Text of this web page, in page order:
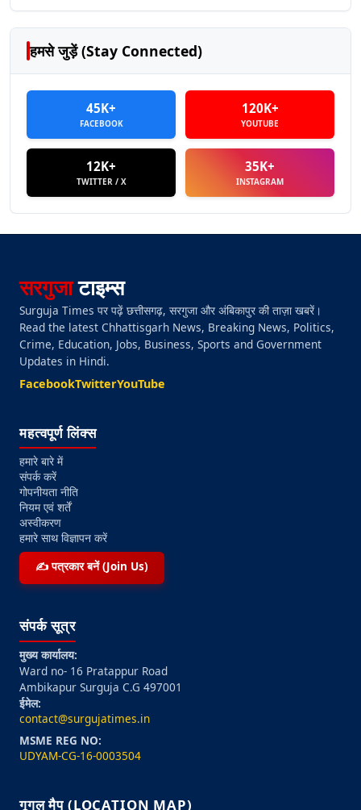
हमसे जुड़ें (Stay Connected)
45K+
FACEBOOK
120K+
YOUTUBE
12K+
TWITTER / X
35K+
INSTAGRAM
सरगुजाटाइम्स
Surguja Times पर पढ़ें छत्तीसगढ़, सरगुजा और अंबिकापुर की ताज़ा खबरें।
Read the latest Chhattisgarh News, Breaking News, Politics,
Crime, Education, Jobs, Business, Sports and Government
Updates in Hindi.
FacebookTwitterYouTube
महत्वपूर्ण लिंक्स
हमारे बारे में
संपर्क करें
गोपनीयता नीति
नियम एवं शर्तें
अस्वीकरण
हमारे साथ विज्ञापन करें
✍️ पत्रकार बनें (Join Us)
संपर्क सूत्र
मुख्य कार्यालय:
Ward no- 16 Pratappur Road
Ambikapur Surguja C.G 497001
ईमेल:
contact@surgujatimes.in
MSME REG NO:
UDYAM-CG-16-0003504
गूगल मैप (LOCATION MAP)